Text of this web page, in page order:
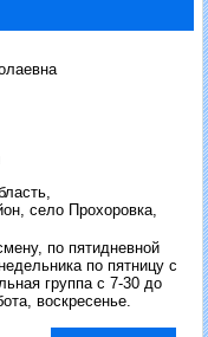
село Прохоровка,
по пятидневной
по пятницу с
группа с 7-30 до
воскресенье.